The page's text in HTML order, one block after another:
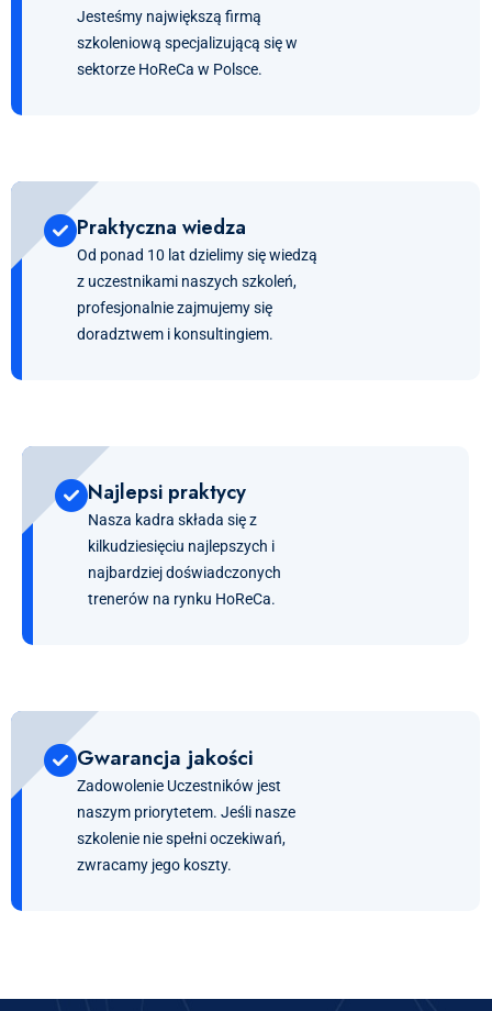
Jesteśmy największą firmą
szkoleniową specjalizującą się w
sektorze HoReCa w Polsce.
Praktyczna wiedza
Od ponad 10 lat dzielimy się wiedzą
z uczestnikami naszych szkoleń,
profesjonalnie zajmujemy się
doradztwem i konsultingiem.
Najlepsi praktycy
Nasza kadra składa się z
kilkudziesięciu najlepszych i
najbardziej doświadczonych
trenerów na rynku HoReCa.
Gwarancja jakości
Zadowolenie Uczestników jest
naszym priorytetem. Jeśli nasze
szkolenie nie spełni oczekiwań,
zwracamy jego koszty.